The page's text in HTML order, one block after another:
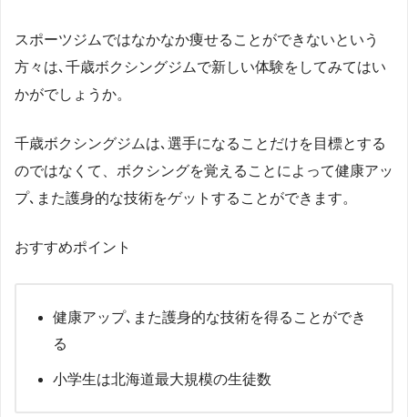
スポーツジムではなかなか痩せることができないという
方々は､千歳ボクシングジムで新しい体験をしてみてはい
かがでしょうか。
千歳ボクシングジムは､選手になることだけを目標とする
のではなくて、ボクシングを覚えることによって健康アッ
プ､また護身的な技術をゲットすることができます。
おすすめポイント
健康アップ､また護身的な技術を得ることができ
る
小学生は北海道最大規模の生徒数